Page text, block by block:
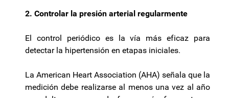
2. Controlar la presión arterial regularmente
El control periódico es la vía más eficaz para
detectar la hipertensión en etapas iniciales.
La American Heart Association (AHA) señala que la
medición debe realizarse al menos una vez al año